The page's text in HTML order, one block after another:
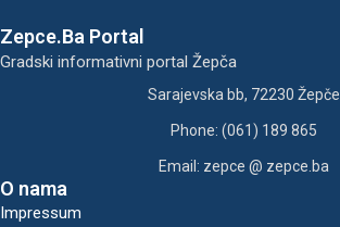
Zepce.Ba Portal
Gradski informativni portal Žepča
Sarajevska bb, 72230 Žepče
Phone: (061) 189 865
Email: zepce @ zepce.ba
O nama
Impressum